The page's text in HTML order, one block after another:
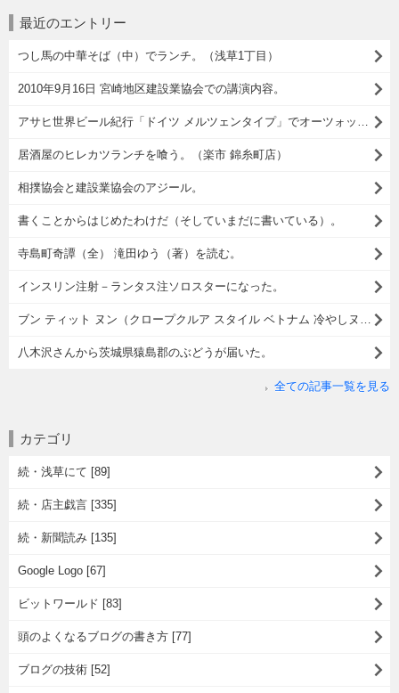
最近のエントリー
つし馬の中華そば（中）でランチ。（浅草1丁目）
2010年9月16日 宮崎地区建設業協会での講演内容。
アサヒ世界ビール紀行「ドイツ メルツェンタイプ」でオーツォップフト イズ！
居酒屋のヒレカツランチを喰う。（楽市 錦糸町店）
相撲協会と建設業協会のアジール。
書くことからはじめたわけだ（そしていまだに書いている）。
寺島町奇譚（全） 滝田ゆう（著）を読む。
インスリン注射－ランタス注ソロスターになった。
ブン ティット ヌン（クロープクルア スタイル ベトナム 冷やしヌードル）でランチ。
八木沢さんから茨城県猿島郡のぶどうが届いた。
全ての記事一覧を見る
カテゴリ
続・浅草にて [89]
続・店主戯言 [335]
続・新聞読み [135]
Google Logo [67]
ビットワールド [83]
頭のよくなるブログの書き方 [77]
ブログの技術 [52]